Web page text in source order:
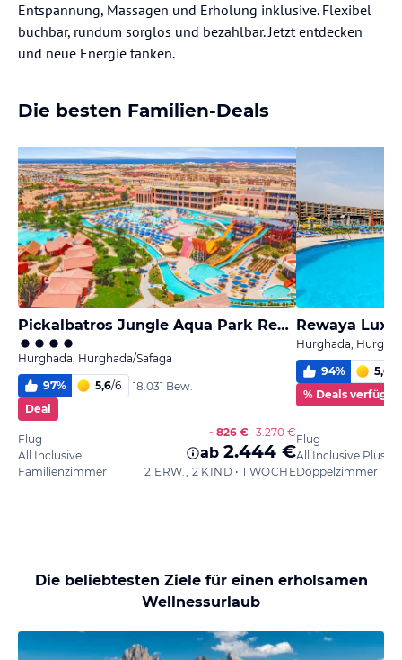
Entspannung, Massagen und Erholung inklusive. Flexibel
buchbar, rundum sorglos und bezahlbar. Jetzt entdecken
und neue Energie tanken.
Die besten Familien-Deals
Pickalbatros Jungle Aqua Park Resort - Neverland Hurghada
Hurghada, Hurghada/Safaga
97% 5,6/6
18.031 Bew.
Deal
Flug
All Inclusive
Familienzimmer
- 826 € 3.270 €
ab 2.444 €
2 ERW., 2 KIND • 1 WOCHE
Rewaya
Hurghada,
94% 5,6
% Deals
Flug
All Inclusive Plus
Doppelzimmer
Die beliebtesten Ziele für einen erholsamen
Wellnessurlaub